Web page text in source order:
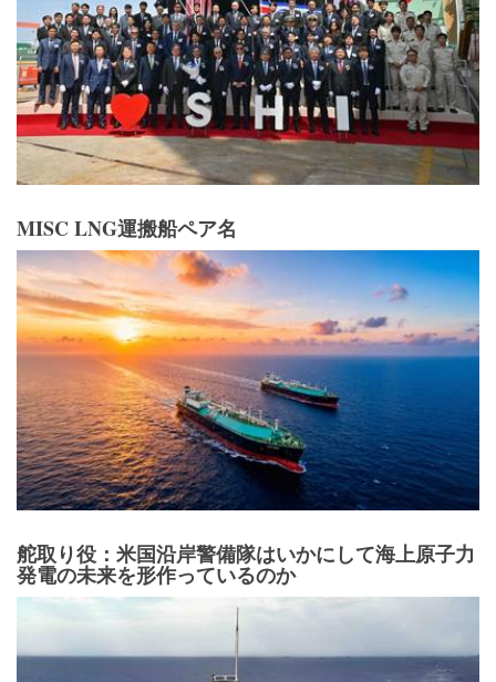
MISC LNG運搬船ペア名
舵取り役：米国沿岸警備隊はいかにして海上原子力
発電の未来を形作っているのか